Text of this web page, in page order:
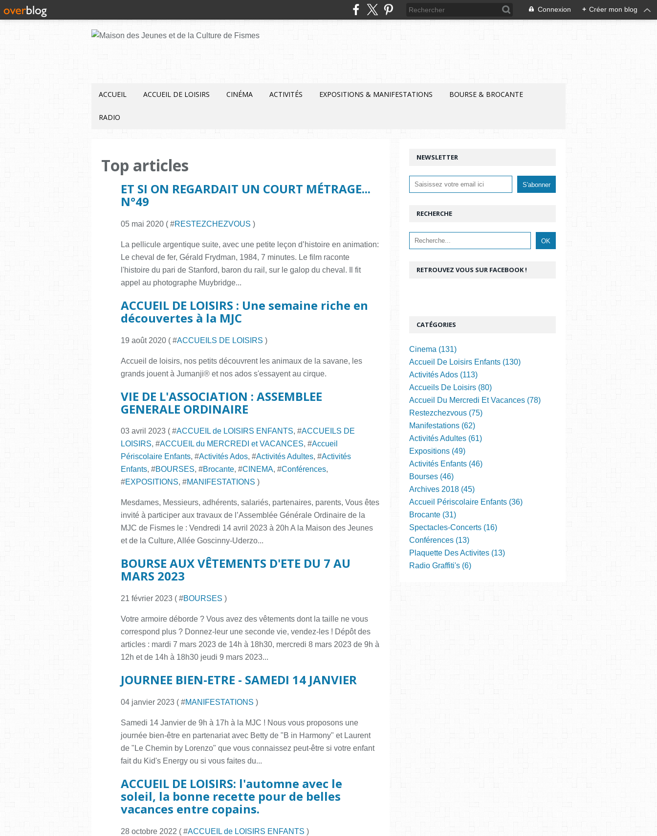
Connexion + Créer mon blog
ACCUEIL ACCUEIL DE LOISIRS CINÉMA ACTIVITÉS EXPOSITIONS & MANIFESTATIONS BOURSE & BROCANTE
RADIO
Top articles
ET SI ON REGARDAIT UN COURT MÉTRAGE...
N°49
05 mai 2020 ( #RESTEZCHEZVOUS )
La pellicule argentique suite, avec une petite leçon d’histoire en animation:
Le cheval de fer, Gérald Frydman, 1984, 7 minutes. Le film raconte
l'histoire du pari de Stanford, baron du rail, sur le galop du cheval. Il fit
appel au photographe Muybridge...
ACCUEIL DE LOISIRS : Une semaine riche en
découvertes à la MJC
19 août 2020 ( #ACCUEILS DE LOISIRS )
Accueil de loisirs, nos petits découvrent les animaux de la savane, les
grands jouent à Jumanji® et nos ados s'essayent au cirque.
VIE DE L'ASSOCIATION : ASSEMBLEE
GENERALE ORDINAIRE
03 avril 2023 ( #ACCUEIL de LOISIRS ENFANTS, #ACCUEILS DE
LOISIRS, #ACCUEIL du MERCREDI et VACANCES, #Accueil
Périscolaire Enfants, #Activités Ados, #Activités Adultes, #Activités
Enfants, #BOURSES, #Brocante, #CINEMA, #Conférences,
#EXPOSITIONS, #MANIFESTATIONS )
Mesdames, Messieurs, adhérents, salariés, partenaires, parents, Vous êtes
invité à participer aux travaux de l’Assemblée Générale Ordinaire de la
MJC de Fismes le : Vendredi 14 avril 2023 à 20h A la Maison des Jeunes
et de la Culture, Allée Goscinny-Uderzo...
BOURSE AUX VÊTEMENTS D'ETE DU 7 AU
MARS 2023
21 février 2023 ( #BOURSES )
Votre armoire déborde ? Vous avez des vêtements dont la taille ne vous
correspond plus ? Donnez-leur une seconde vie, vendez-les ! Dépôt des
articles : mardi 7 mars 2023 de 14h à 18h30, mercredi 8 mars 2023 de 9h à
12h et de 14h à 18h30 jeudi 9 mars 2023...
JOURNEE BIEN-ETRE - SAMEDI 14 JANVIER
04 janvier 2023 ( #MANIFESTATIONS )
Samedi 14 Janvier de 9h à 17h à la MJC ! Nous vous proposons une
journée bien-être en partenariat avec Betty de "B in Harmony" et Laurent
de "Le Chemin by Lorenzo" que vous connaissez peut-être si votre enfant
fait du Kid's Energy ou si vous faites du...
ACCUEIL DE LOISIRS: l'automne avec le
soleil, la bonne recette pour de belles
vacances entre copains.
28 octobre 2022 ( #ACCUEIL de LOISIRS ENFANTS )
NEWSLETTER
RECHERCHE
CATÉGORIES
Cinema (131)
Accueil De Loisirs Enfants (130)
Activités Ados (113)
Accueils De Loisirs (80)
Accueil Du Mercredi Et Vacances (78)
Restezchezvous (75)
Manifestations (62)
Activités Adultes (61)
Expositions (49)
Activités Enfants (46)
Bourses (46)
Archives 2018 (45)
Accueil Périscolaire Enfants (36)
Brocante (31)
Spectacles-Concerts (16)
Conférences (13)
Plaquette Des Activites (13)
Radio Graffiti's (6)
RETROUVEZ VOUS SUR FACEBOOK !